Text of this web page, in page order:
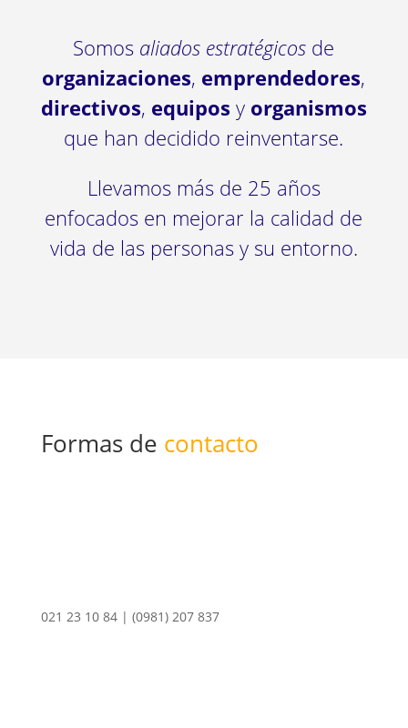
Somos aliados estratégicos de
organizaciones, emprendedores,
directivos, equipos y organismos
que han decidido reinventarse.
Llevamos más de 25 años
enfocados en mejorar la calidad de
vida de las personas y su entorno.
Formas de contacto
021 23 10 84 | (0981) 207 837